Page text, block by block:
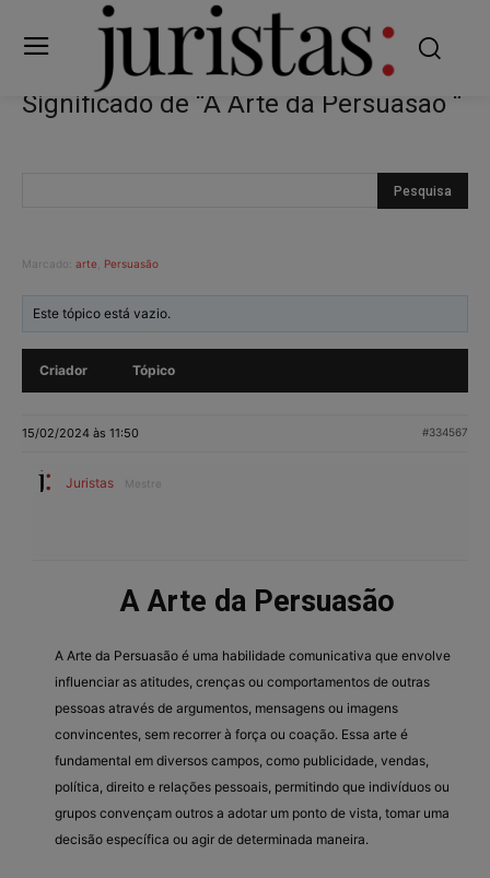
Significado de “A Arte da Persuasão “
Marcado: arte Persuasão
Este tópico está vazio.
Criador Tópico
15/02/2024 às 11:50 #334567
Juristas Mestre
A Arte da Persuasão
A Arte da Persuasão é uma habilidade comunicativa que envolve
influenciar as atitudes, crenças ou comportamentos de outras
pessoas através de argumentos, mensagens ou imagens
convincentes, sem recorrer à força ou coação. Essa arte é
fundamental em diversos campos, como publicidade, vendas,
política, direito e relações pessoais, permitindo que indivíduos ou
grupos convençam outros a adotar um ponto de vista, tomar uma
decisão específica ou agir de determinada maneira.